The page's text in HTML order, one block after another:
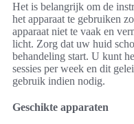
Het is belangrijk om de
het apparaat te gebruiken
apparaat niet te vaak en
licht. Zorg dat uw huid
behandeling start. U kunt
sessies per week en dit
gebruik indien nodig.
Geschikte apparaten